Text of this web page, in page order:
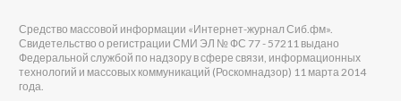
Средство массовой информации «Интернет-журнал Сиб.фм».
Свидетельство о регистрации СМИ ЭЛ № ФС 77 - 57211 выдано
Федеральной службой по надзору в сфере связи, информационных
технологий и массовых коммуникаций (Роскомнадзор) 11 марта 2014
года.